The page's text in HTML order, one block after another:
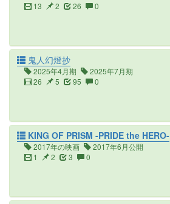
13
2 26 0
鬼人幻燈抄
2025年4月期
2025年7月期
26
5 95 0
KING OF PRISM -PRIDE the HERO-
2017年の映画
2017年6月公開
1
2 3 0